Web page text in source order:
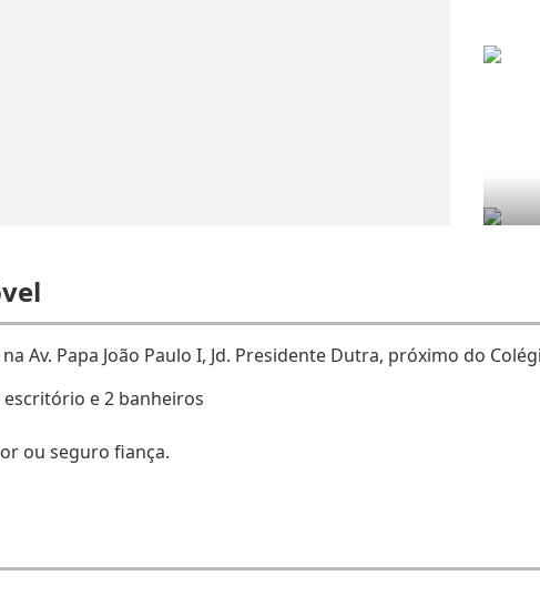
Av. Papa João Paulo I, Jd. Presidente Dutra, próximo do
escritório e 2 banheiros
ou seguro fiança.